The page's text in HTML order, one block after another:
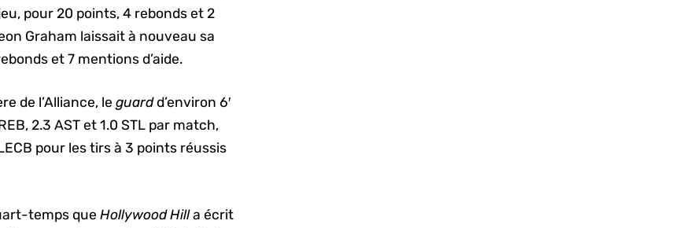
pour 20 points, 4 rebonds et 2
Graham laissait à nouveau sa
et 7 mentions d’aide.
de l’Alliance, leguardd’environ 6′
2.3 AST et 1.0 STL par match,
pour les tirs à 3 points réussis
temps queHollywood Hilla écrit